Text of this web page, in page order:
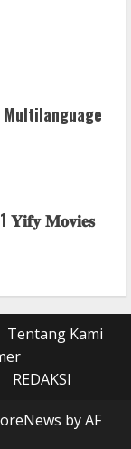
𝐘𝐢𝐟𝐲 𝐌𝐨𝐯𝐢𝐞𝐬
Tentang Kami
REDAKSI
by AF